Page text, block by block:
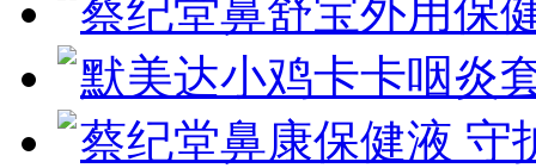
蔡纪堂鼻舒宝外用保
默美达小鸡卡卡咽炎
蔡纪堂鼻康保健液 守